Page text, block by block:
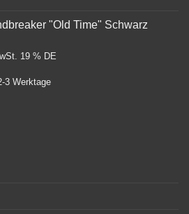
"Old Time" Schwarz
19 % DE
3 Werktage